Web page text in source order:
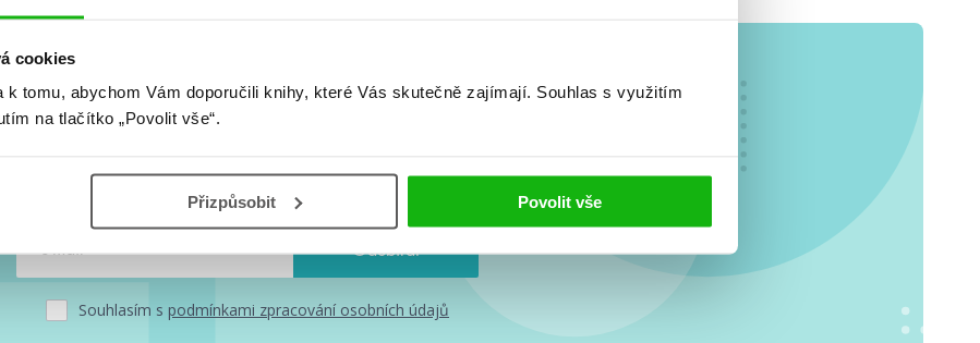
cookies
k tomu, abychom Vám doporučili knihy, které Vás skutečně zajímají. Souhlas s využitím
na tlačítko „Povolit vše“.
Přizpůsobit Povolit vše
#HumbookNews
Souhlasím s podmínkami zpracování osobních údajů